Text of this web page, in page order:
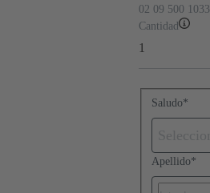
02 09 500 1033
Cantidad
1
Saludo*
Apellido*